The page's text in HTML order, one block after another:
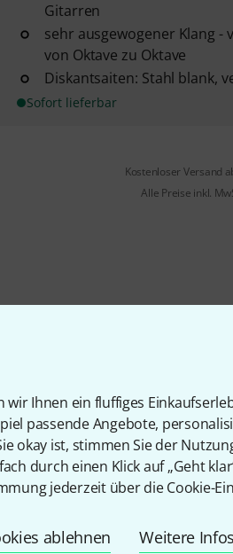
wir Ihnen ein fluffiges
passende Angebote,
okay ist, stimmen Sie der
durch einen Klick auf „Geht
jederzeit über die Cookie-
ablehnen Weitere Infos
Gitarren
sehr ausgewogener Klang -
von Oktave zu Oktave
Diskantsaiten: Stahl blank,
Sofort lieferbar
Kostenloser Versand
Alle Preise inkl.
Hilfe & Feedback